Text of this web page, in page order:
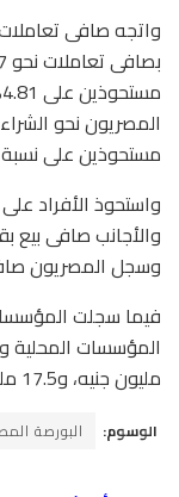
واتجه صافى تعاملات
مستحوذين على نسبة 94.6%.
وسجل المصريون صافى شراء
مليون جنيه، و17.5 مليون جنيه و11.57 مليون جنيه.
الوسوم: البورصة